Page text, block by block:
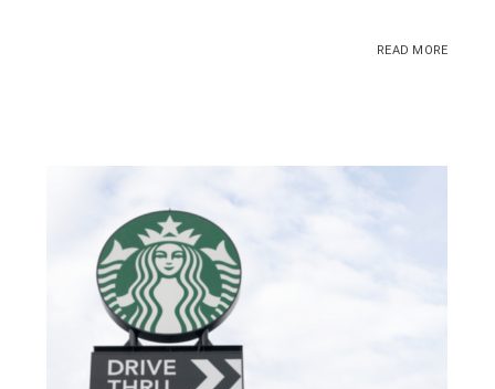
READ MORE